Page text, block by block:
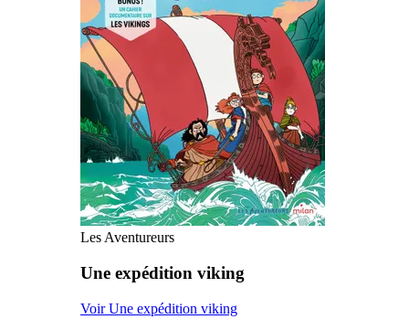
Les Aventureurs
Une expédition viking
Voir Une expédition viking